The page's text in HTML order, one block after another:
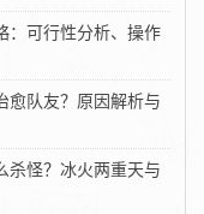
：可行性分析、操作
愈队友？原因解析与
杀怪？冰火两重天与